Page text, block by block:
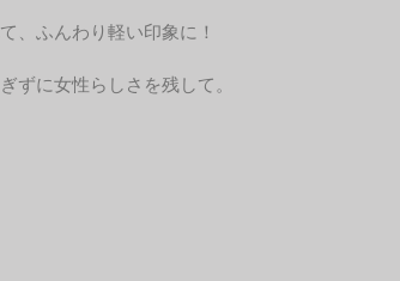
、ふんわり軽い印象に！
ずに女性らしさを残して。